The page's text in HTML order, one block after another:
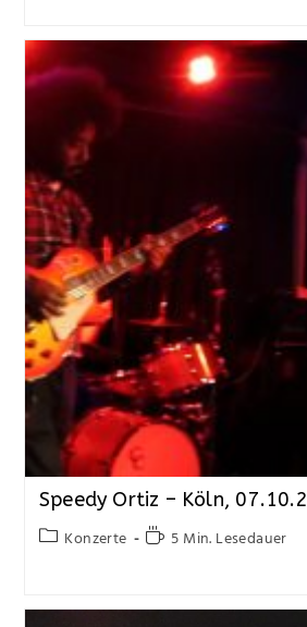
Speedy Ortiz – Köln,
Konzerte 5 Min. Lesedauer